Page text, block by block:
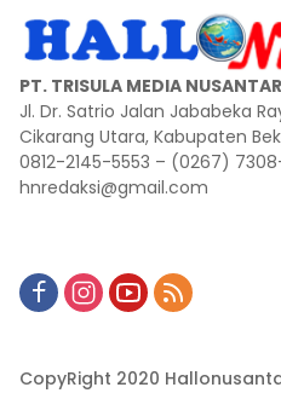
PT. TRISULA MEDIA
Jl. Dr. Satrio Jalan Jababeka
Cikarang Utara, Kabupaten
0812-2145-5553 – (0267)
hnredaksi@gmail.com
CopyRight 2020